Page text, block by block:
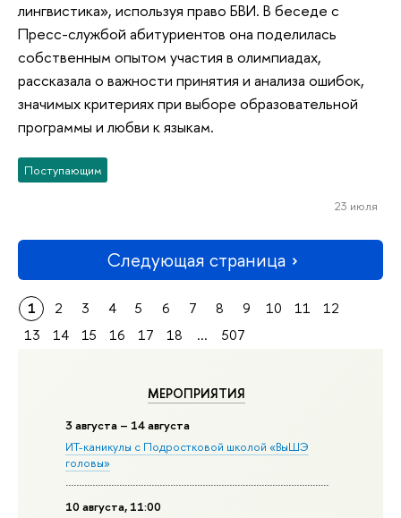
МЕРОПРИЯТИЯ
3 августа – 14 августа
ИТ-каникулы с Подростковой школой «ВыШЭ
головы»
10 августа, 11:00
лингвистика», используя право БВИ. В беседе с
Пресс-службой абитуриентов она поделилась
собственным опытом участия в олимпиадах,
рассказала о важности принятия и анализа ошибок,
значимых критериях при выборе образовательной
программы и любви к языкам.
Поступающим
23 июля
Следующая страница
1 2 3 4 5 6 7 8 9 10 11
12
13
14 15 16 17 18 ... 507